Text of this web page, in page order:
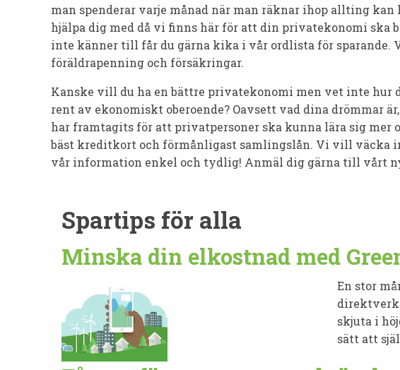
man spenderar varje månad när man räknar ihop allting
hjälpa dig med då vi finns här för att din privatekonomi ska
inte känner till får du gärna kika i vår ordlista för
föräldrapenning och försäkringar.
Kanske vill du ha en bättre privatekonomi men vet inte hur
rent av ekonomiskt oberoende? Oavsett vad dina drömmar
har framtagits för att privatpersoner ska kunna lära sig
bäst kreditkort och förmånligast samlingslån. Vi vill väcka
vår information enkel och tydlig! Anmäl dig gärna till vårt
Spartips för alla
Minska din elkostnad med
En stor
skjuta i
sätt att